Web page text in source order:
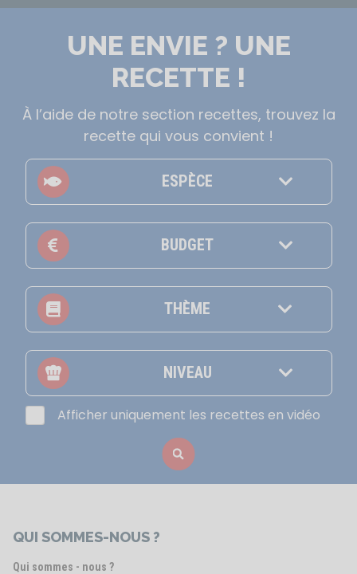
UNE ENVIE ? UNE
RECETTE !
À l’aide de notre section recettes, trouvez la
recette qui vous convient !
ESPÈCE
BUDGET
THÈME
NIVEAU
Afficher uniquement les recettes en vidéo
QUI SOMMES-NOUS ?
Qui sommes - nous ?